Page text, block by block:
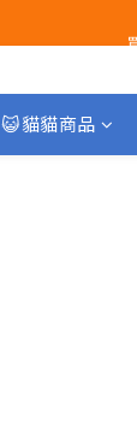
😺貓貓商品